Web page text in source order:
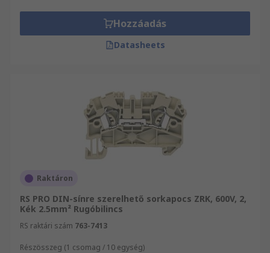
Hozzáadás
Datasheets
Raktáron
RS PRO DIN-sínre szerelhető sorkapocs ZRK, 600V, 2,
Kék 2.5mm² Rugóbilincs
RS raktári szám 763-7413
Részösszeg (1 csomag / 10 egység)